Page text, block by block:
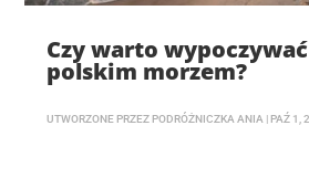
Czy warto
polskim morzem?
UTWORZONE PRZEZ PODRÓŻNICZKA ANIA | PAŹ 1,